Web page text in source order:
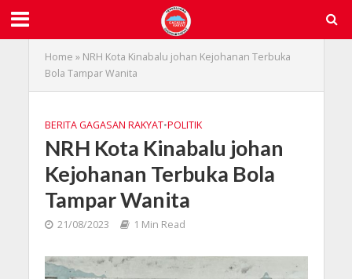
Home » NRH Kota Kinabalu johan Kejohanan Terbuka
Bola Tampar Wanita
BERITA GAGASAN RAKYAT•POLITIK
NRH Kota Kinabalu johan
Kejohanan Terbuka Bola
Tampar Wanita
21/08/2023 1 Min Read